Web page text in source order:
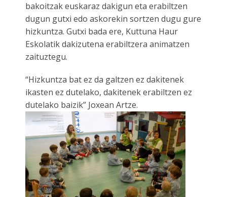
bakoitzak euskaraz dakigun eta erabiltzen
dugun gutxi edo askorekin sortzen dugu gure
hizkuntza. Gutxi bada ere, Kuttuna Haur
Eskolatik dakizutena erabiltzera animatzen
zaituztegu.
“Hizkuntza bat ez da galtzen ez dakitenek
ikasten ez dutelako, dakitenek erabiltzen ez
dutelako baizik” Joxean Artze.